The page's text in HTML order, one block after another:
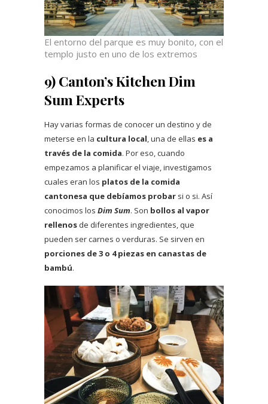
El entorno del parque es muy bonito, con el
templo justo en uno de los extremos
9) Canton’s Kitchen Dim
Sum Experts
Hay varias formas de conocer un destino y de
meterse en la cultura local, una de ellas es a
través de la comida. Por eso, cuando
empezamos a planificar el viaje, investigamos
cuales eran los platos de la comida
cantonesa que debíamos probar si o si. Así
conocimos los Dim Sum. Son bollos al vapor
rellenos de diferentes ingredientes, que
pueden ser carnes o verduras. Se sirven en
porciones de 3 o 4 piezas en canastas de
bambú.